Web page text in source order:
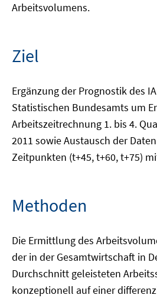
Arbeitsvolumens.
Ziel
Ergänzung der Prognostik des
Statistischen Bundesamts um
Arbeitszeitrechnung 1. bis 4.
2011 sowie Austausch der
Zeitpunkten (t+45, t+60, t+75)
Methoden
Die Ermittlung des
der in der Gesamtwirtschaft in
Durchschnitt geleisteten
konzeptionell auf einer